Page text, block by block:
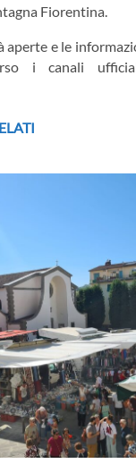
Fiorentina.
aperte e le
i canali ufficiali